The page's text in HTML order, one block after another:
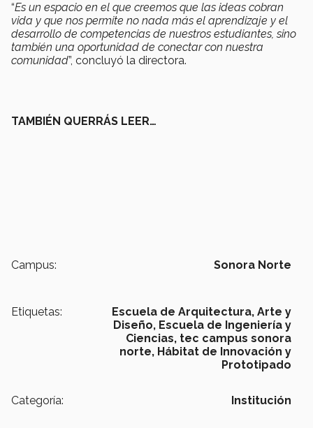
“Es un espacio en el que creemos que las ideas cobran
vida y que nos permite no nada más el aprendizaje y el
desarrollo de competencias de nuestros estudiantes, sino
también una oportunidad de conectar con nuestra
comunidad”, concluyó la directora.
TAMBIÉN QUERRÁS LEER…
Campus: Sonora Norte
Etiquetas:
Escuela de Arquitectura, Arte y
Diseño, Escuela de Ingeniería y
Ciencias, tec campus sonora
norte, Hábitat de Innovación y
Prototipado
Categoría: Institución